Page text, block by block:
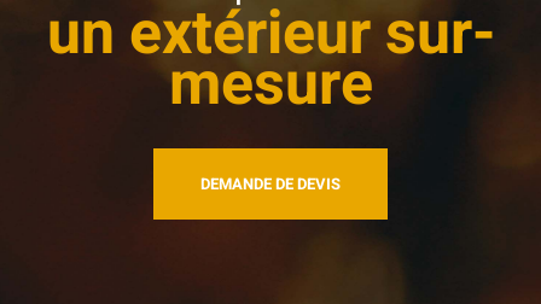
un extérieur sur-
mesure
DEMANDE DE DEVIS